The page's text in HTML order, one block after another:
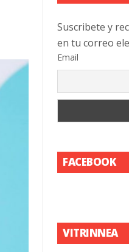
Suscribete y
en tu correo
Email
FACEBOOK
VITRINNEA